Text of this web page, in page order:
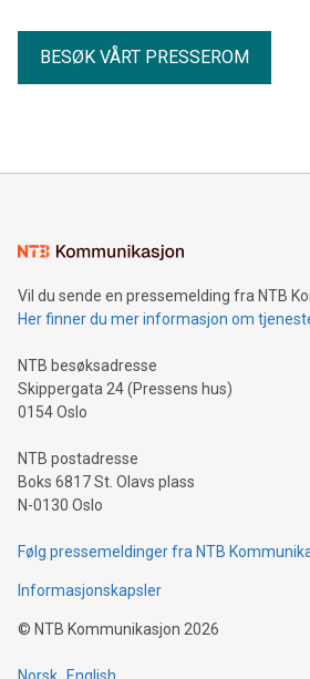
BESØK VÅRT PRESSEROM
Vil du sende en pressemelding fra NTB
Her finner du mer informasjon om
NTB besøksadresse
Skippergata 24 (Pressens hus)
0154 Oslo
NTB postadresse
Boks 6817 St. Olavs plass
N-0130 Oslo
Følg pressemeldinger fra NTB
Informasjonskapsler
© NTB Kommunikasjon 2026
Norsk English